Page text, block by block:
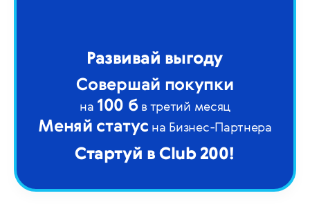
Развивай выгоду
Совершай покупки
на 100 бв третий месяц
Меняй статус на Бизнес-Партнера
Стартуй в Club 200!